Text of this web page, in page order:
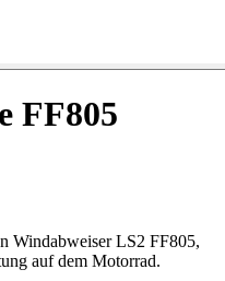
FF805
Windabweiser LS2 FF805,
auf dem Motorrad.